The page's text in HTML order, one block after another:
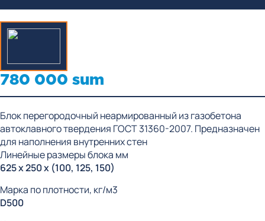
780 000 sum
Блок перегородочный неармированный из газобетона
автоклавного твердения ГОСТ 31360-2007. Предназначен
для наполнения внутренних стен
Линейные размеры блока мм
625 x 250 x (100, 125, 150)
Марка по плотности, кг/м3
D500